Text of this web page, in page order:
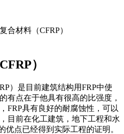
合材料（CFRP）
）
）是目前建筑结构用FRP中使
有点在于他具有很高的比强度，
FRP具有良好的耐腐蚀性，可以
目前在化工建筑，地下工程和水
优点已经得到实际工程的证明。